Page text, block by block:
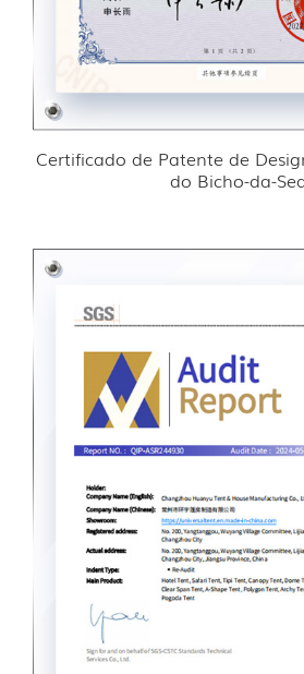
Certificado de Patente de
do Bicho-da-